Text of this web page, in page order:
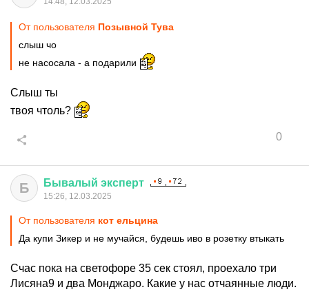
От пользователя Позывной Тува
слыш чо
не насосала - а подарили
Слыш ты
твоя чтоль?
0
Б Бывалый эксперт
15:26, 12.03.2025
От пользователя кот ельцина
Да купи Зикер и не мучайся, будешь иво в розетку втыкать
Счас пока на светофоре 35 сек стоял, проехало три
Лисяна9 и два Монджаро. Какие у нас отчаянные люди.